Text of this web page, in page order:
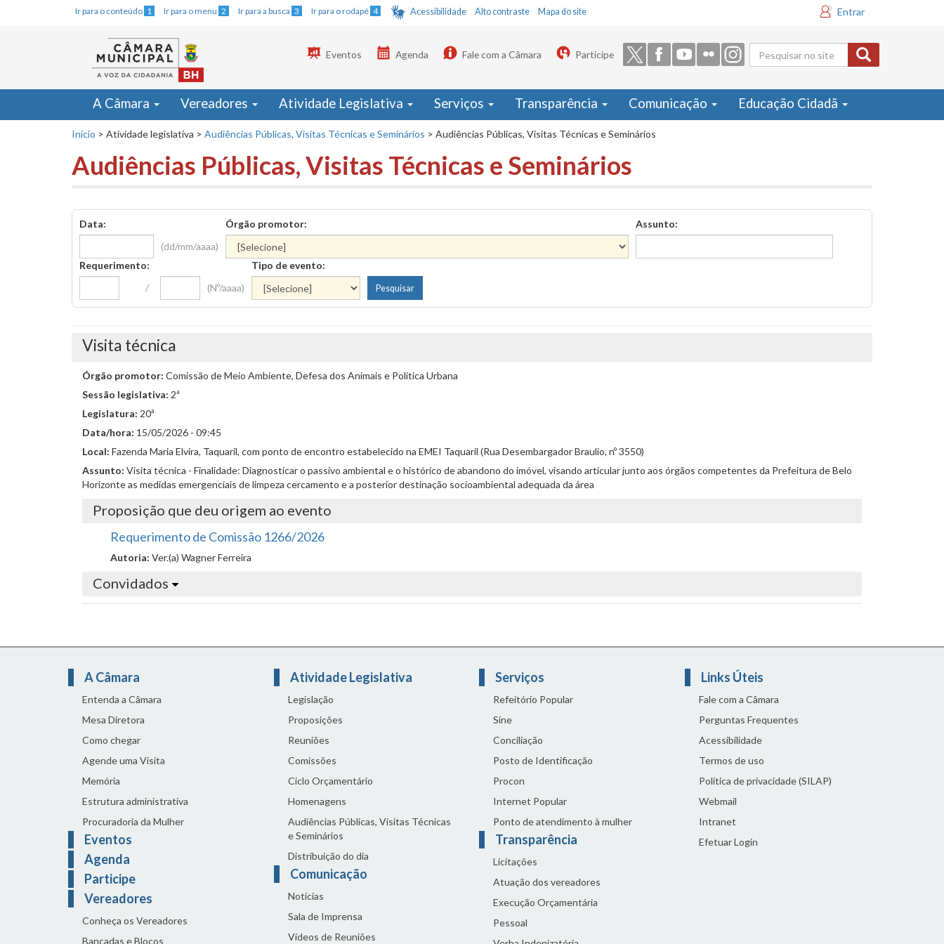
Ir para o conteúdo 1 Ir para o menu 2 Ir para a busca 3 Ir para o rodapé 4 Acessibilidade Alto contraste Mapa do site Entrar
Formulário
de busca
Eventos Agenda Fale com a Câmara Participe
A Câmara Vereadores Atividade Legislativa Serviços Transparência Comunicação Educação Cidadã
Início > Atividade legislativa > Audiências Públicas, Visitas Técnicas e Seminários > Audiências Públicas, Visitas Técnicas e Seminários
Audiências Públicas, Visitas Técnicas e Seminários
Data:
(dd/mm/aaaa)
Órgão promotor: Assunto:
Requerimento:
/
(Nº/aaaa)
Tipo de evento:
Visita técnica
Órgão promotor: Comissão de Meio Ambiente, Defesa dos Animais e Política Urbana
Sessão legislativa: 2ª
Legislatura: 20ª
Data/hora: 15/05/2026 - 09:45
Local: Fazenda Maria Elvira, Taquaril, com ponto de encontro estabelecido na EMEI Taquaril (Rua Desembargador Braulio, nº 3550)
Assunto: Visita técnica - Finalidade: Diagnosticar o passivo ambiental e o histórico de abandono do imóvel, visando articular junto aos órgãos competentes da Prefeitura de Belo
Horizonte as medidas emergenciais de limpeza cercamento e a posterior destinação socioambiental adequada da área
Proposição que deu origem ao evento
Requerimento de Comissão 1266/2026
Autoria: Ver.(a) Wagner Ferreira
Convidados
A Câmara
Entenda a Câmara
Mesa Diretora
Como chegar
Agende uma Visita
Memória
Estrutura administrativa
Procuradoria da Mulher
Eventos
Agenda
Participe
Vereadores
Conheça os Vereadores
Bancadas e Blocos
Atividade Legislativa
Legislação
Proposições
Reuniões
Comissões
Ciclo Orçamentário
Homenagens
Audiências Públicas, Visitas Técnicas
e Seminários
Distribuição do dia
Comunicação
Notícias
Sala de Imprensa
Vídeos de Reuniões
Serviços
Refeitório Popular
Sine
Conciliação
Posto de Identificação
Procon
Internet Popular
Ponto de atendimento à mulher
Transparência
Licitações
Atuação dos vereadores
Execução Orçamentária
Pessoal
Links Úteis
Fale com a Câmara
Perguntas Frequentes
Acessibilidade
Termos de uso
Política de privacidade (SILAP)
Webmail
Intranet
Efetuar Login